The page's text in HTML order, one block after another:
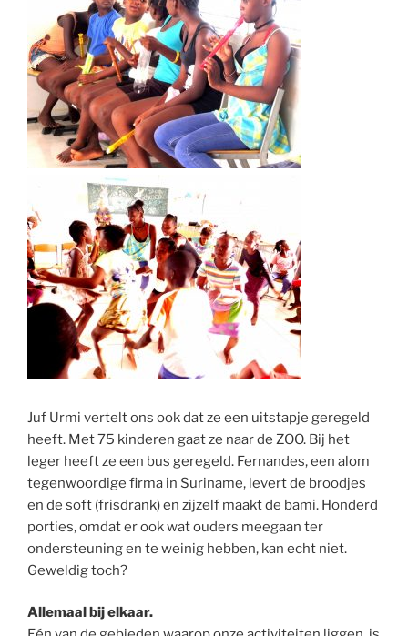
Juf Urmi vertelt ons ook dat ze een uitstapje geregeld
heeft. Met 75 kinderen gaat ze naar de ZOO. Bij het
leger heeft ze een bus geregeld. Fernandes, een alom
tegenwoordige firma in Suriname, levert de broodjes
en de soft (frisdrank) en zijzelf maakt de bami. Honderd
porties, omdat er ook wat ouders meegaan ter
ondersteuning en te weinig hebben, kan echt niet.
Geweldig toch?
Allemaal bij elkaar.